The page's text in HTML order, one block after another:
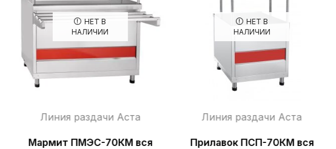
НЕТ В
НАЛИЧИИ
Линия раздачи Аста
Мармит ПМЭС-70КМ вся
НЕТ В
НАЛИЧИИ
Линия раздачи Аста
Прилавок ПСП-70КМ вся